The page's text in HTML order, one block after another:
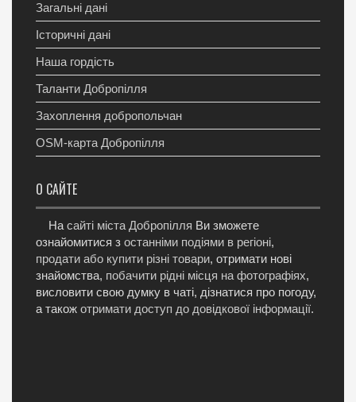
Загальні дані
Історичні дані
Наша гордість
Таланти Добропілля
Захоплення добропольчан
OSM-карта Добропілля
О САЙТЕ
На сайті міста Добропілля Ви зможете
ознайомитися з останніми подіями в регіоні,
продати або купити різні товари, отримати нові
знайомства, побачити рідні місця на фотографіях,
висловити свою думку в чаті, дізнатися про погоду,
а також отримати доступ до довідкової інформації.